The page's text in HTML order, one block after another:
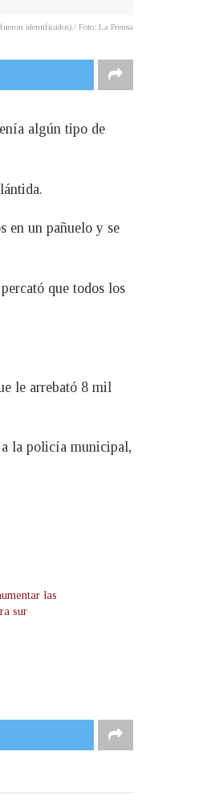
identificados)./ Foto: La Prensa
algún tipo de
en un pañuelo y se
que todos los
le arrebató 8 mil
a la policía municipal,
las
sur